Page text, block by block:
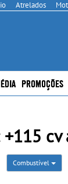
Atrelados
PROMOÇÕES
Combustível